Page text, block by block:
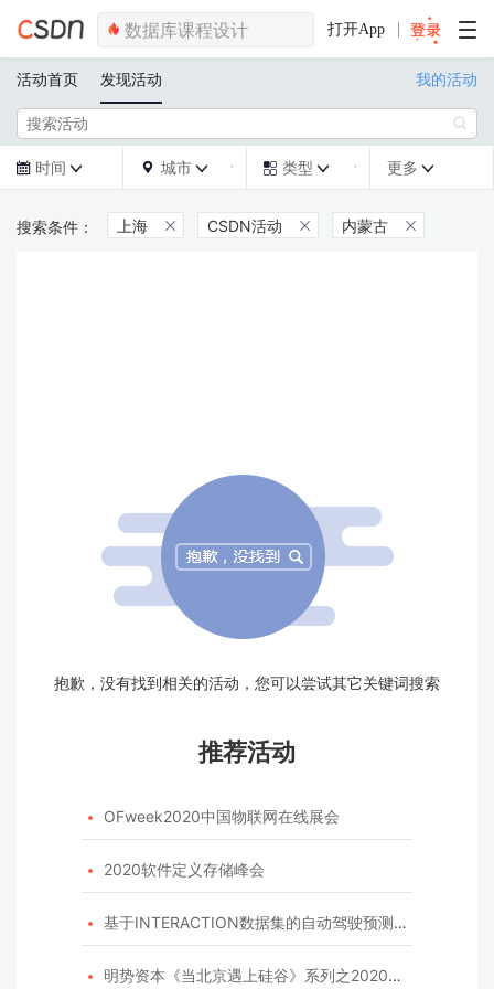
打开App
活动首页 发现活动 我的活动

 时间   城市   类型  更多 
上海  CSDN活动  内蒙古 
抱歉，没有找到相关的活动，您可以尝试其它关键词搜索
推荐活动
 OFweek2020中国物联网在线展会
 2020软件定义存储峰会
 基于INTERACTION数据集的自动驾驶预测模型挑战赛
 明势资本《当北京遇上硅谷》系列之2020年度开源峰会